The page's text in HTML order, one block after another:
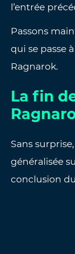
l’entrée
Passons
qui se passe
Ragnarok.
La fin
Sans
généralisée
conclusion